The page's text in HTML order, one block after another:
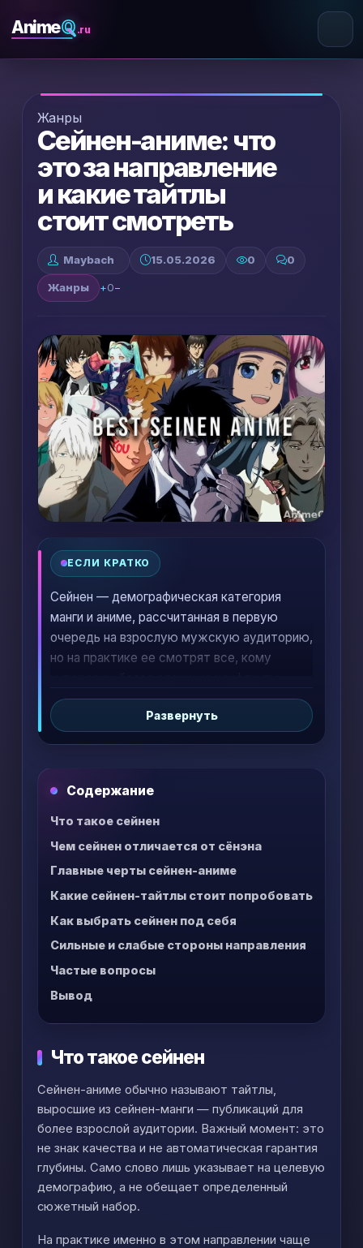
AnimeQ .ru
Жанры
Сейнен-аниме: что
это за направление
и какие тайтлы
стоит смотреть
Maybach 15.05.2026 0 0
Жанры +0−
ЕСЛИ КРАТКО
Сейнен — демографическая категория
манги и аниме, рассчитанная в первую
очередь на взрослую мужскую аудиторию,
но на практике ее смотрят все, кому
неоднозначные герои, жесткие темы и
зрелая драматургия. Это не отдельный
Развернуть
Содержание
Что такое сейнен
Чем сейнен отличается от сёнэна
Главные черты сейнен-аниме
Какие сейнен-тайтлы стоит попробовать
Как выбрать сейнен под себя
Сильные и слабые стороны направления
Частые вопросы
Вывод
Что такое сейнен
Сейнен-аниме обычно называют тайтлы,
выросшие из сейнен-манги — публикаций для
более взрослой аудитории. Важный момент: это
не знак качества и не автоматическая гарантия
глубины. Само слово лишь указывает на целевую
демографию, а не обещает определенный
сюжетный набор.
На практике именно в этом направлении чаще